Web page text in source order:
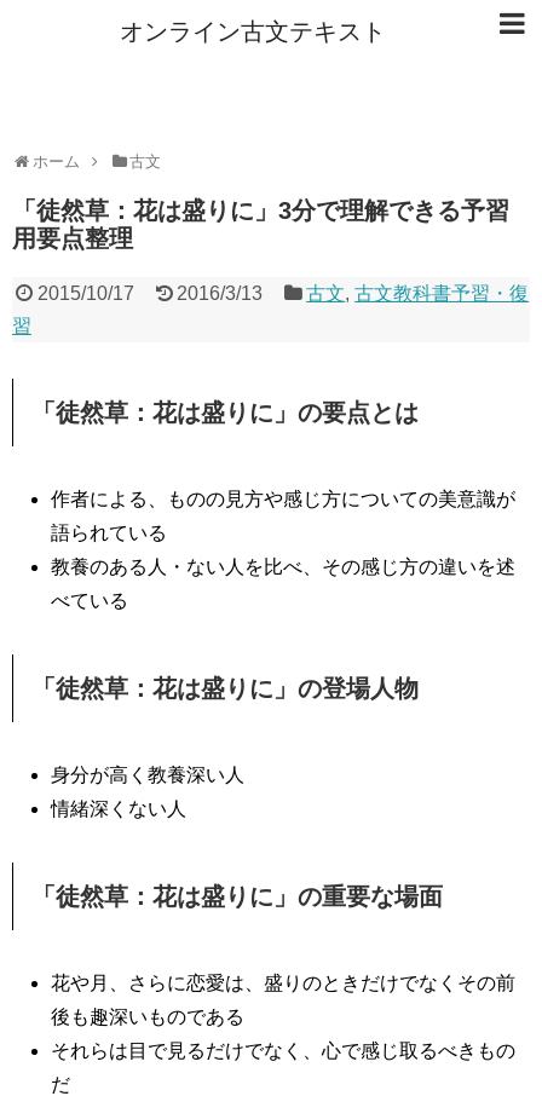
オンライン古文テキスト
ホーム 古文
「徒然草：花は盛りに」3分で理解できる予習
用要点整理
2015/10/17 2016/3/13 古文,古文教科書予習・復
習
「徒然草：花は盛りに」の要点とは
作者による、ものの見方や感じ方についての美意識が
語られている
教養のある人・ない人を比べ、その感じ方の違いを述
べている
「徒然草：花は盛りに」の登場人物
身分が高く教養深い人
情緒深くない人
「徒然草：花は盛りに」の重要な場面
花や月、さらに恋愛は、盛りのときだけでなくその前
後も趣深いものである
それらは目で見るだけでなく、心で感じ取るべきもの
だ